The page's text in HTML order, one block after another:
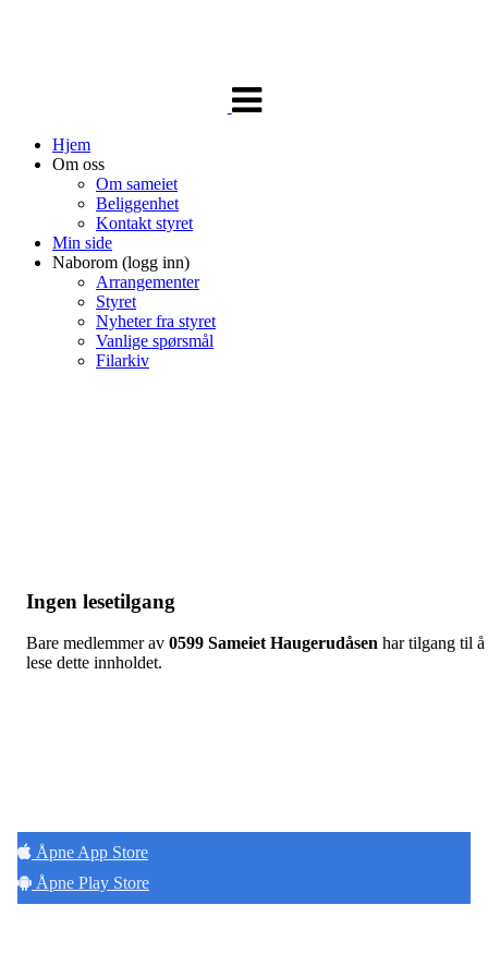
navigasjon
Hjem
Om oss
Om sameiet
Beliggenhet
Kontakt styret
Min side
Naborom (logg inn)
Arrangementer
Styret
Nyheter fra styret
Vanlige spørsmål
Filarkiv
Ingen lesetilgang
Bare medlemmer av 0599 Sameiet Haugerudåsen har tilgang til å
lese dette innholdet.
Åpne App Store
Åpne Play Store